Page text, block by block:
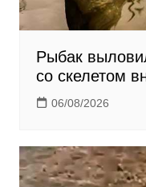
Рыбак
со скелетом
06/08/2026